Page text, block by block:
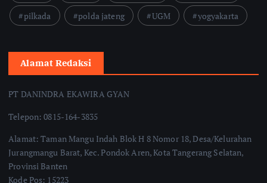
pilkada
polda jateng UGM yogyakarta
Alamat Redaksi
PT DANINDRA EKAWIRA GYAN
Telepon: 0815-164-3835
Alamat: Taman Mangu Indah Blok H 8 Nomor 18, Desa/Kelurahan
Jurangmangu Barat, Kec. Pondok Aren, Kota Tangerang Selatan,
Provinsi Banten
Kode Pos: 15223